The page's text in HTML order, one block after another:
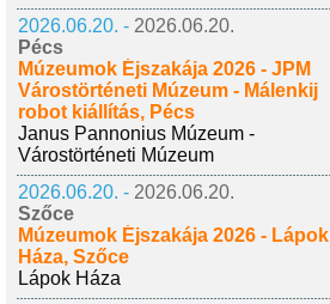
2026.06.20. - 2026.06.20.
Pécs
Múzeumok Éjszakája 2026 - JPM
Várostörténeti Múzeum - Málenkij
robot kiállítás, Pécs
Janus Pannonius Múzeum -
Várostörténeti Múzeum
2026.06.20. - 2026.06.20.
Szőce
Múzeumok Éjszakája 2026 - Lápok
Háza, Szőce
Lápok Háza